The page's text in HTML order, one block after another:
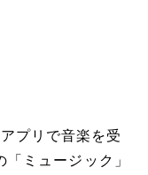
プリで音楽を受
ミュージック」